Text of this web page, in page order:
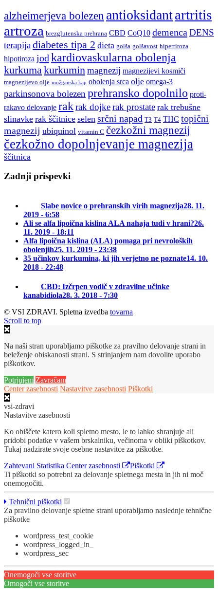
alzheimerjeva bolezen antioksidantartritis
artroza brezglutenska prehrana CBD CoQ10 demenca DENS
terapijadiabetes tipa 2 dieta golša golšavost hipertiroza
hipotiroza jod kardiovaskularna obolenja
kurkuma kurkumin magnezij magnezijevi kosmiči
magnezijevo olje možganska kap obolenja srca olje omega-3
parkinsonova bolezen prehransko dopolnilo proti-
rakavo delovanje rakrak dojkerak prostate rak trebušne
slinavke rak ščitnice selen srčni napad T3 T4 THC topični
magnezij ubiquinol vitamin C čezkožni magnezij
čezkožno dopolnjevanje magnezija
ščitnica
Zadnji prispevki
Slabe novice o prehranskih virih magnezija28. 11.
2019 - 6:58
Ali se alfa lipoična kislina ALA nahaja tudi v hrani?26.
11. 2019 - 18:11
Alfa lipoična kislina (ALA) pomaga pri nevroloških
obolenjih25. 11. 2019 - 23:38
35 učinkov kurkumina, ki jih verjetno ne poznate14. 10.
2018 - 22:48
CBD: Izčrpen vodič v zdravilne učinke
kanabidiola28. 3. 2018 - 7:30
© VSI ZDRAVI. Spletna izvedba tovarna
Scroll to top
Na naši stran uporabljamo piškotke za pravilno delovanje strani in
beleženje obiskanosti strani. S strinjanjem nam dovolite uporabo
piškotkov.
Potrjujem Zavračam
Center zasebnosti Nastavitve zasebnosti Piškotki
vsi-zdravi
Nastavitve zasebnosti
Ko obiščete katero koli spletno mesto, le to lahko shranjuje ali
pridobi podatke v vašem brskalniku, večinoma v obliki piškotkov.
Tukaj nadzirate svoje osebne nastavitce za piškotke.
Zahtevani Statistika Center zasebnosti
Piškotki
Ti piškotki so potrebni za delovanje spletnega mesta in jih ni moč
onemogočiti.
Tehnični piškotki
Za pravilno delovanje spletne strani uporabljamo naslednje tehnične
piškotke
wordpress_test_cookie
wordpress_logged_in_
wordpress_sec
Onemogoči vse storitve
Omogoči vse storitve